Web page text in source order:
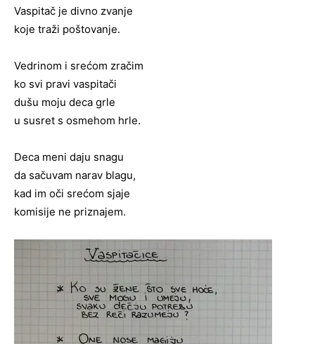
Vaspitač je divno zvanje
koje traži poštovanje.
Vedrinom i srećom zračim
ko svi pravi vaspitači
dušu moju deca grle
u susret s osmehom hrle.
Deca meni daju snagu
da sačuvam narav blagu,
kad im oči srećom sjaje
komisije ne priznajem.